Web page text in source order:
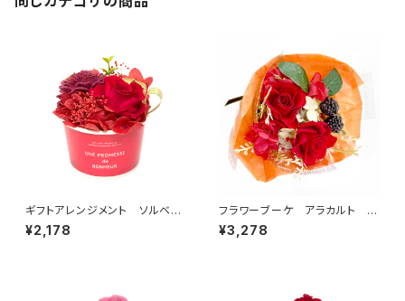
ギフトアレンジメント ソルベ
レッド HB35010
¥2,178
フラワーブーケ アラカルト レ
ッド B38710
¥3,278